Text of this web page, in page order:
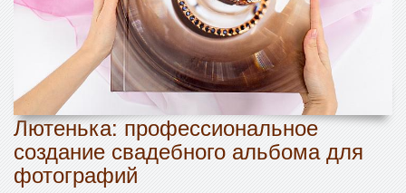
Лютенька: профессиональное
создание свадебного альбома для
фотографий